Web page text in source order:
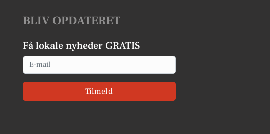
BLIV OPDATERET
Få lokale nyheder GRATIS
Email
Tilmeld